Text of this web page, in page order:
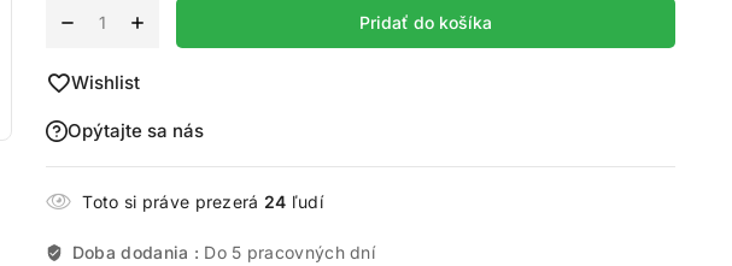
Pridať do košíka
Wishlist
Opýtajte sa nás
Toto si práve prezerá 24 ľudí
Doba dodania : Do 5 pracovných dní